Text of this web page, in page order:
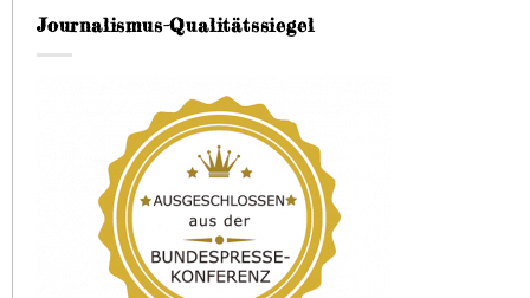
Journalismus-Qualitätssiegel